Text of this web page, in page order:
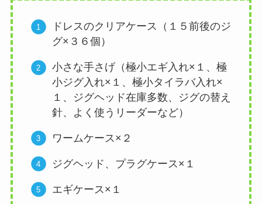
ドレスのクリアケース（１５前後のジ
グ×３６個）
小さな手さげ（極小エギ入れ×１、極
小ジグ入れ×１、極小タイラバ入れ×
１、ジグヘッド在庫多数、ジグの替え
針、よく使うリーダーなど）
ワームケース×２
ジグヘッド、プラグケース×１
エギケース×１